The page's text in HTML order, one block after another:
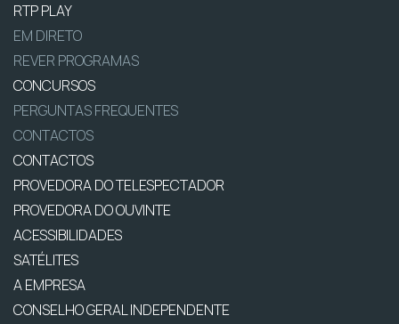
RTP PLAY
EM DIRETO
REVER PROGRAMAS
CONCURSOS
PERGUNTAS FREQUENTES
CONTACTOS
CONTACTOS
PROVEDORA DO TELESPECTADOR
PROVEDORA DO OUVINTE
ACESSIBILIDADES
SATÉLITES
A EMPRESA
CONSELHO GERAL INDEPENDENTE